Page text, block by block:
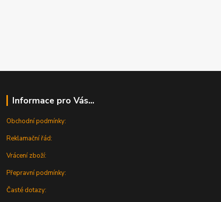
Informace pro Vás...
Obchodní podmínky:
Reklamační řád:
Vrácení zboží:
Přepravní podmínky:
Časté dotazy: